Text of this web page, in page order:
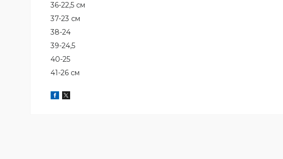
36-22,5 см
37-23 см
38-24
39-24,5
40-25
41-26 см